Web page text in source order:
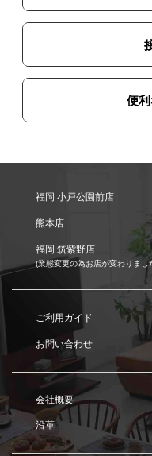
便
福岡 小戸公園前店
熊本店
福岡 筑紫野店
(業態変更の為お店が変わりまし
ご利用ガイド
お問い合わせ
会社概要
沿革